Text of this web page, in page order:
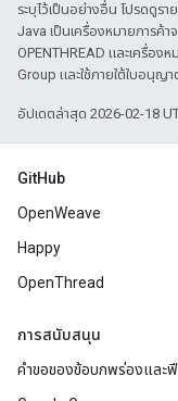
ระบุไว้เป็นอย่างอื่น โปรดดูรา
Java เป็นเครื่องหมายการค้
OPENTHREAD และเครื่อง
Group และใช้ภายใต้ใบอนุญา
อัปเดตล่าสุด 2026-02-18
GitHub
OpenWeave
Happy
OpenThread
การสนับสนุน
คำขอของข้อบกพร่องและฟี